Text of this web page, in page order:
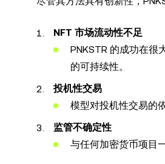
NFT 市场流动性不足
PNKSTR 的成功在很
的可持续性。
投机性交易
模型对投机性交易的
监管不确定性
与任何加密货币项目